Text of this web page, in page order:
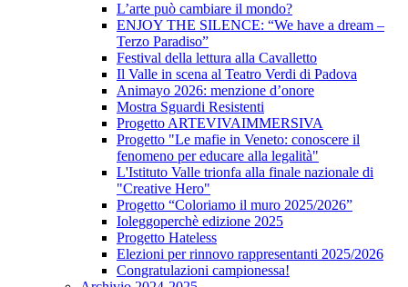
L’arte può cambiare il mondo?
ENJOY THE SILENCE: “We have a dream –
Terzo Paradiso”
Festival della lettura alla Cavalletto
Il Valle in scena al Teatro Verdi di Padova
Animayo 2026: menzione d’onore
Mostra Sguardi Resistenti
Progetto ARTEVIVAIMMERSIVA
Progetto "Le mafie in Veneto: conoscere il
fenomeno per educare alla legalità"
L'Istituto Valle trionfa alla finale nazionale di
"Creative Hero"
Progetto “Coloriamo il muro 2025/2026”
Ioleggoperchè edizione 2025
Progetto Hateless
Elezioni per rinnovo rappresentanti 2025/2026
Congratulazioni campionessa!